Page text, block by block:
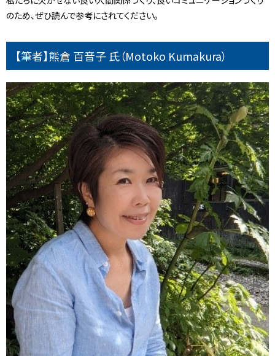
のため、ぜひ読んで参考にされてください。
【筆者】熊倉 百音子 氏（Motoko Kumakura）